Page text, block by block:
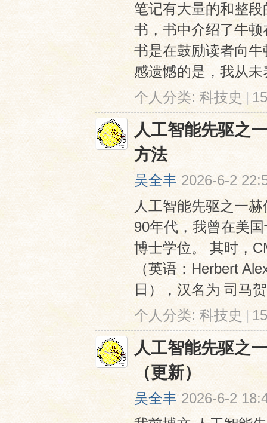
笔记有大量的和整
书，书中介绍了牛
书是在鼓励读者向
感遗憾的是，我从
个人分类: 科技史 |
人工智能先驱之
方法
吴全丰 2026-6-2
人工智能先驱之一
90年代，我曾在美
博士学位。 其时，
（英语：Herbert
日），汉名为 司马
个人分类: 科技史 |
人工智能先驱之
（更新）
吴全丰 2026-6-2